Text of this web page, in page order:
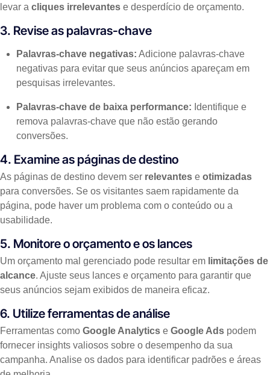
levar a cliques irrelevantes e desperdício de orçamento.
3. Revise as palavras-chave
Palavras-chave negativas: Adicione palavras-chave
negativas para evitar que seus anúncios apareçam em
pesquisas irrelevantes.
Palavras-chave de baixa performance: Identifique e
remova palavras-chave que não estão gerando
conversões.
4. Examine as páginas de destino
As páginas de destino devem ser relevantes e otimizadas
para conversões. Se os visitantes saem rapidamente da
página, pode haver um problema com o conteúdo ou a
usabilidade.
5. Monitore o orçamento e os lances
Um orçamento mal gerenciado pode resultar em limitações de
alcance. Ajuste seus lances e orçamento para garantir que
seus anúncios sejam exibidos de maneira eficaz.
6. Utilize ferramentas de análise
Ferramentas como Google Analytics e Google Ads podem
fornecer insights valiosos sobre o desempenho da sua
campanha. Analise os dados para identificar padrões e áreas